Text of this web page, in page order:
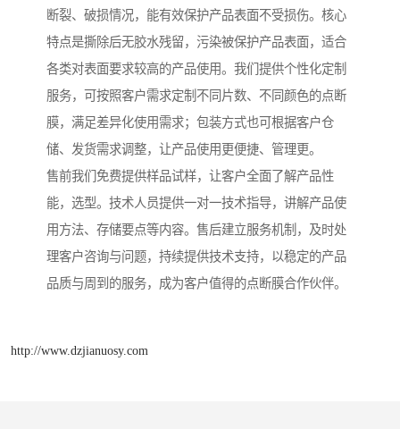
断裂、破损情况，能有效保护产品表面不受损伤。核心
特点是撕除后无胶水残留，污染被保护产品表面，适合
各类对表面要求较高的产品使用。我们提供个性化定制
服务，可按照客户需求定制不同片数、不同颜色的点断
膜，满足差异化使用需求；包装方式也可根据客户仓
储、发货需求调整，让产品使用更便捷、管理更。
售前我们免费提供样品试样，让客户全面了解产品性
能，选型。技术人员提供一对一技术指导，讲解产品使
用方法、存储要点等内容。售后建立服务机制，及时处
理客户咨询与问题，持续提供技术支持，以稳定的产品
品质与周到的服务，成为客户值得的点断膜合作伙伴。
http://www.dzjianuosy.com